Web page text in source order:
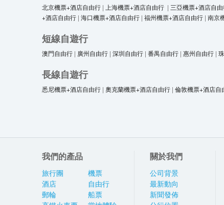
北京機票+酒店自由行 | 上海機票+酒店自由行 | 三亞機票+酒店自
+酒店自由行 | 海口機票+酒店自由行 | 福州機票+酒店自由行 | 南京
短線自遊行
澳門自由行 | 廣州自由行 | 深圳自由行 | 番禺自由行 | 惠州自由行 |
長線自遊行
悉尼機票+酒店自由行 | 奧克蘭機票+酒店自由行 | 倫敦機票+酒店自
我們的產品
旅行團
酒店
郵輪
機票
自由行
船票
關於我們
公司背景
最新動向
新聞發佈